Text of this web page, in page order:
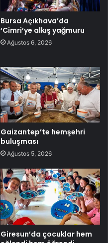
Bursa Açıkhava’da
‘Cimri’ye alkış yağmuru
Ağustos 6, 2026
Gaizantep’te hemşehri
buluşması
Ağustos 5, 2026
Giresun’da çocuklar hem